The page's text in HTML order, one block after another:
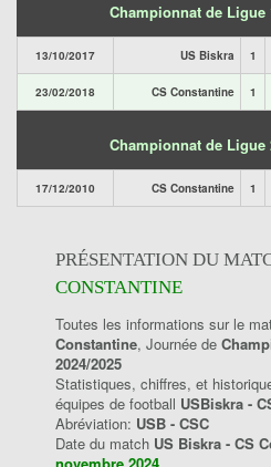
Championnat de Ligue
13/10/2017 US Biskra 1
23/02/2018 CS Constantine 1
Championnat de Ligue
17/12/2010 CS Constantine 1
PRÉSENTATION DU
CONSTANTINE
Toutes les informations sur le
Constantine, Journée de
2024/2025
Statistiques, chiffres, et
équipes de football USBiskra -
Abréviation: USB - CSC
Date du match US Biskra - CS